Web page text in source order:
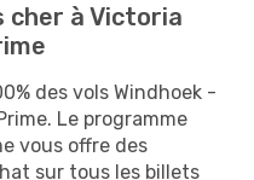
cher à Victoria
des vols Windhoek -
Le programme
vous offre des
sur tous les billets